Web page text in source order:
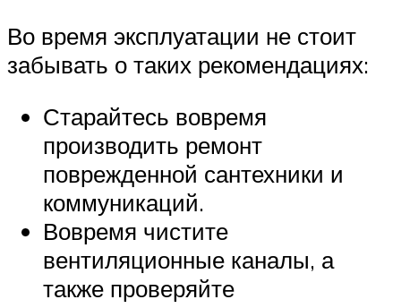
Во время эксплуатации не стоит
забывать о таких рекомендациях:
Старайтесь вовремя
производить ремонт
поврежденной сантехники и
коммуникаций.
Вовремя чистите
вентиляционные каналы, а
также проверяйте